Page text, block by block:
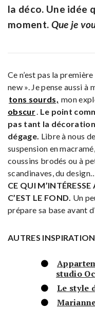
la déco. Une idée
moment. Que je
Ce n’est pas la
new ». Je pense aussi à
tons sourds, mon
obscur Le point
pas tant la décoration
dégage. Libre à nous
suspension en
coussins brodés ou à
scandinaves, du design…
CE QUI
C’EST LE FOND. Un
prépare sa base avant
AUTRES
studio
Le style